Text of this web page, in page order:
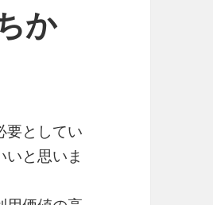
か
要としてい
と思いま